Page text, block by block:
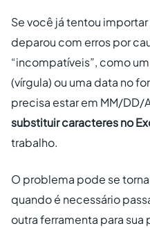
Se você já tentou
deparou com erros por
“incompatíveis”, como um
(vírgula) ou uma data no
precisa estar em MM/DD/
substituir caracteres no
trabalho.
O problema pode se
quando é necessário
outra ferramenta para sua